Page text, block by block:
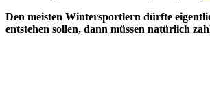
Den meisten Wintersportlern dürfte
entstehen sollen, dann müssen natürlich